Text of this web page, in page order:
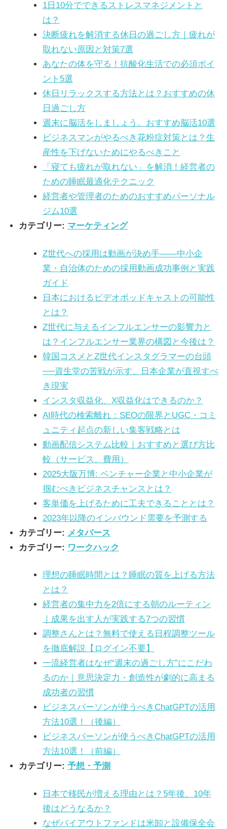
1日10分でできるストレスマネジメントと
は？
決断疲れを解消する休日の過ごし方｜疲れが
取れない原因と対策7選
あなたの体を守る！抗酸化生活での必須ポイ
ント5選
休日リラックスする方法とは？おすすめの休
日過ごし方
週末に脳活をしましょう。おすすめ脳活10選
ビジネスマンがやるべき花粉症対策とは？生
産性を下げないためにやるべきこと
「寝ても疲れが取れない」を解消！経営者の
ための睡眠最適化テクニック
経営者や管理者のためのおすすめパーソナル
ジム10選
カテゴリー: マーケティング
Z世代への採用は動画が決め手――中小企
業・自治体のための採用動画成功事例と実践
ガイド
日本におけるビデオポッドキャストの可能性
とは？
Z世代に与えるインフルエンサーの影響力と
は？インフルエンサー業界の構図と今後は？
韓国コスメとZ世代インスタグラマーの台頭
──資生堂の苦戦が示す、日本企業が直視すべ
き現実
インスタ収益化、X収益化はできるのか？
AI時代の検索離れ：SEOの限界とUGC・コミ
ュニティ起点の新しい集客戦略とは
動画配信システム比較｜おすすめと選び方比
較（サービス、費用）
2025大阪万博: ベンチャー企業と中小企業が
掴むべきビジネスチャンスとは？
客単価を上げるために工夫できることとは？
2023年以降のインバウンド需要を予測する
カテゴリー: メタバース
カテゴリー: ワークハック
理想の睡眠時間とは？睡眠の質を上げる方法
とは？
経営者の集中力を2倍にする朝のルーティン
｜成果を出す人が実践する7つの習慣
調整さんとは？無料で使える日程調整ツール
を徹底解説【ログイン不要】
一流経営者はなぜ“週末の過ごし方”にこだわ
るのか｜意思決定力・創造性が劇的に高まる
成功者の習慣
ビジネスパーソンが使うべきChatGPTの活用
方法10選！（後編）
ビジネスパーソンが使うべきChatGPTの活用
方法10選！（前編）
カテゴリー: 予想・予測
日本で移民が増える理由とは？5年後、10年
後はどうなるか？
なぜバイアウトファンドは米卸と設備保全会